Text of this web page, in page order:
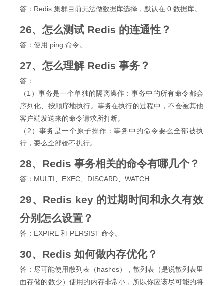
答：Redis 集群目前无法做数据库选择，默认在 0 数据库。
26、怎么测试 Redis 的连通性？
答：使用 ping 命令。
27、怎么理解 Redis 事务？
答：
（1）事务是一个单独的隔离操作：事务中的所有命令都会
序列化、按顺序地执行。事务在执行的过程中，不会被其他
客户端发送来的命令请求所打断。
（2）事务是一个原子操作：事务中的命令要么全部被执
行，要么全部都不执行。
28、Redis 事务相关的命令有哪几个？
答：MULTI、EXEC、DISCARD、WATCH
29、Redis key 的过期时间和永久有效
分别怎么设置？
答：EXPIRE 和 PERSIST 命令。
30、Redis 如何做内存优化？
答：尽可能使用散列表（hashes），散列表（是说散列表里
面存储的数少）使用的内存非常小，所以你应该尽可能的将